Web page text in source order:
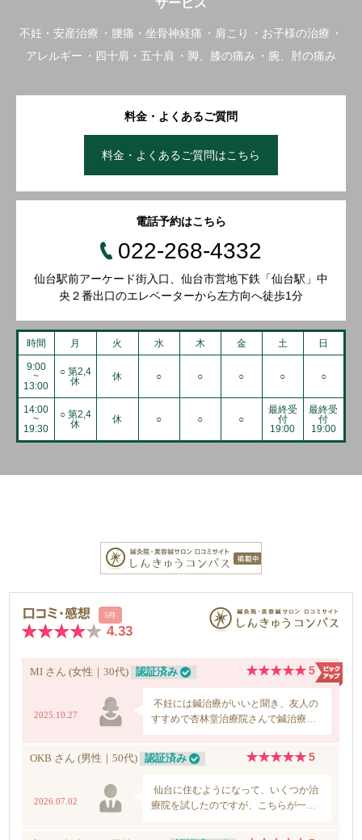
サービス
不妊・安産治療 腰痛・坐骨神経痛 肩こり
お子様の治療
アレルギー
四十肩・五十肩 脚、膝の痛み 腕、肘の痛み
料金・よくあるご質問
料金・よくあるご質問はこちら
電話予約はこちら
022-268-4332
仙台駅前アーケード街入口、仙台市営地下鉄「仙台駅」中
央２番出口のエレベーターから左方向へ徒歩1分
時間 月 火 水 木 金 土 日
9:00
~
13:00
○ 第2,4
休
休 ○ ○ ○ ○ ○
14:00
~
19:30
○ 第2,4
休
休 ○ ○ ○
最終受
付
19:00
最終受
付
19:00